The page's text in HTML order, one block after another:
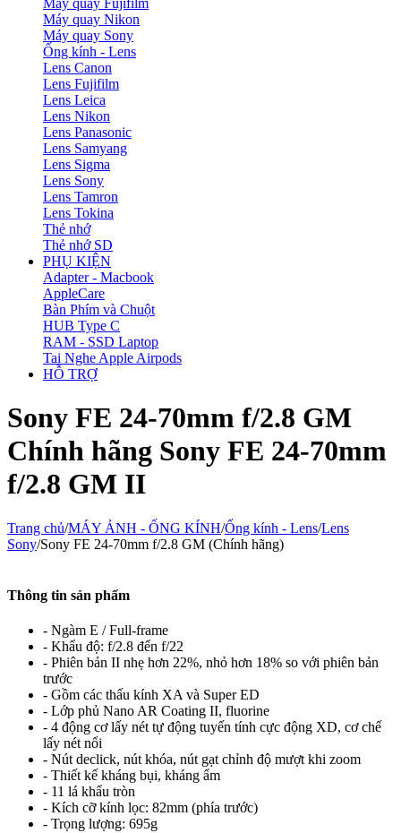
Máy quay Fujifilm
Máy quay Nikon
Máy quay Sony
Ống kính - Lens
Lens Canon
Lens Fujifilm
Lens Leica
Lens Nikon
Lens Panasonic
Lens Samyang
Lens Sigma
Lens Sony
Lens Tamron
Lens Tokina
Thẻ nhớ
Thẻ nhớ SD
PHỤ KIỆN
Adapter - Macbook
AppleCare
Bàn Phím và Chuột
HUB Type C
RAM - SSD Laptop
Tai Nghe Apple Airpods
HỖ TRỢ
Sony FE 24-70mm f/2.8 GM
Chính hãng Sony FE 24-70mm
f/2.8 GM II
Trang chủ/MÁY ẢNH - ỐNG KÍNH/Ống kính - Lens/Lens
Sony/Sony FE 24-70mm f/2.8 GM (Chính hãng)
Thông tin sản phẩm
- Ngàm E / Full-frame
- Khẩu độ: f/2.8 đến f/22
- Phiên bản II nhẹ hơn 22%, nhỏ hơn 18% so với phiên bản
trước
- Gồm các thấu kính XA và Super ED
- Lớp phủ Nano AR Coating II, fluorine
- 4 động cơ lấy nét tự động tuyến tính cực động XD, cơ chế
lấy nét nổi
- Nút declick, nút khóa, nút gạt chỉnh độ mượt khi zoom
- Thiết kế kháng bụi, kháng ẩm
- 11 lá khẩu tròn
- Kích cỡ kính lọc: 82mm (phía trước)
- Trọng lượng: 695g